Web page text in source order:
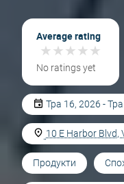
Average rating
★★★★★
★★★★★
No ratings yet
Тра 16, 2026 -
10 E Harbor Blvd,
Продукти